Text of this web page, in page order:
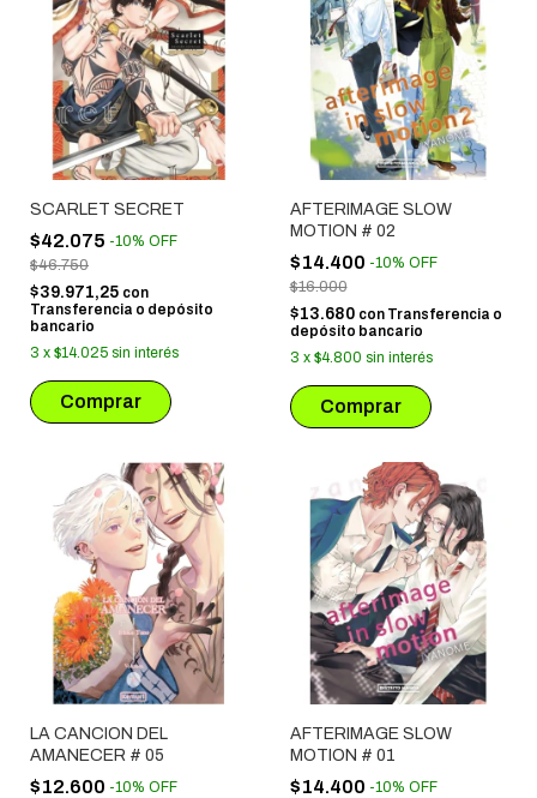
SCARLET SECRET
$42.075 -10% OFF
$46.750
$39.971,25 con
Transferencia o depósito
bancario
3 x $14.025 sin interés
AFTERIMAGE SLOW
MOTION # 02
$14.400 -10% OFF
$16.000
$13.680 con Transferencia o
depósito bancario
3 x $4.800 sin interés
LA CANCION DEL
AMANECER # 05
$12.600 -10% OFF
AFTERIMAGE SLOW
MOTION # 01
$14.400 -10% OFF